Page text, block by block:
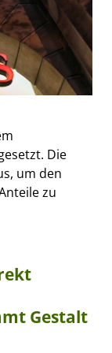
Die
um den
zu
Gestalt